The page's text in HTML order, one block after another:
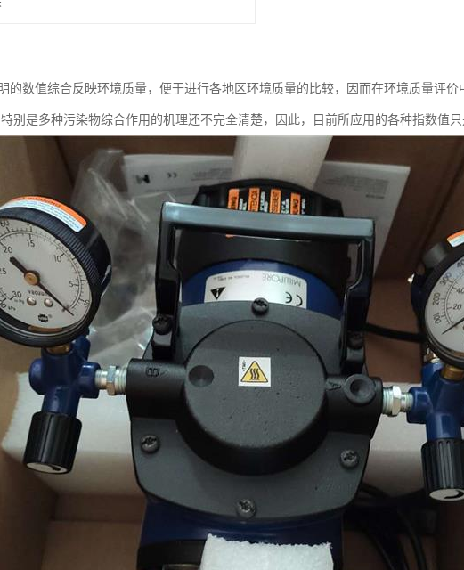
的数值综合反映环境质量，便于进行各地区环境质量的比较，因而在环境质量评价
别是多种污染物综合作用的机理还不完全清楚，因此，目前所应用的各种指数值只